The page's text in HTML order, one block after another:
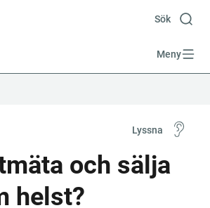
Sök
Meny
Lyssna
och sälja
helst?